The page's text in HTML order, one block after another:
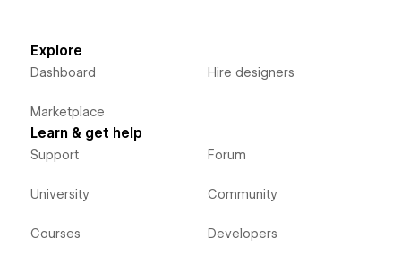
Explore
Dashboard
Marketplace
Hire designers
Learn & get help
Support
University
Courses
Forum
Community
Developers